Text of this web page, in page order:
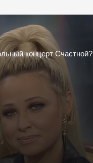
концерт Счастной?